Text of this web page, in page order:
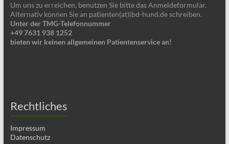
Um uns zu erreichen, benutzen Sie bitte das Anmeldeformular.
Alternativ können Sie an patienten(at)ibd-hund.de schreiben.
Unter der TMG-Telefonnummer
+49 7631 938 1252
bieten wir keinen allgemeinen Patientenservice an!
Rechtliches
Impressum
Datenschutz